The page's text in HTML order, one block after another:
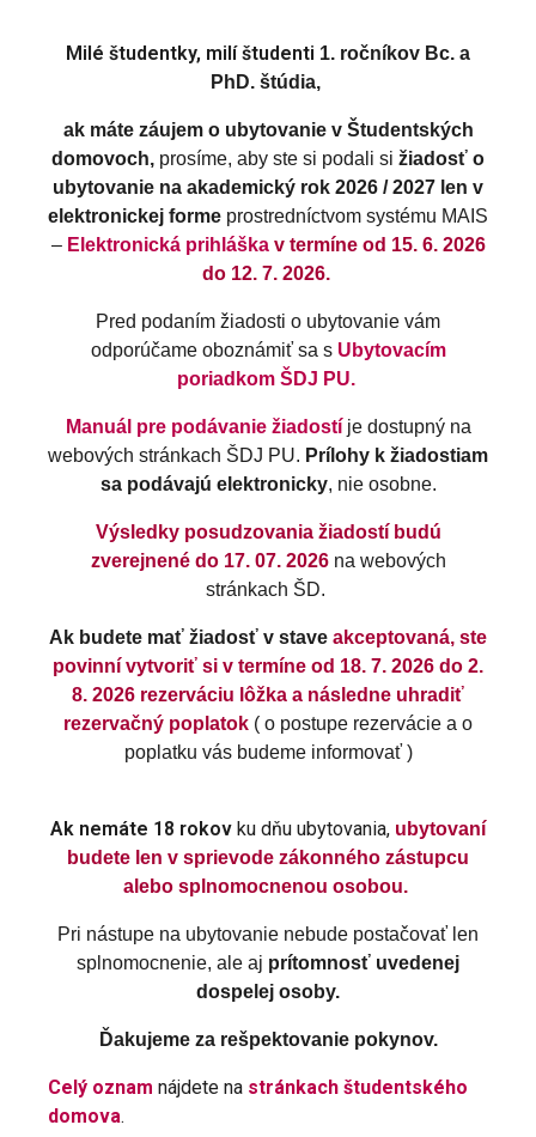
Milé študentky, milí študenti 1. ročníkov Bc. a
PhD. štúdia,
ak máte záujem o ubytovanie v Študentských
domovoch, prosíme, aby ste si podali si žiadosť o
ubytovanie na akademický rok 2026 / 2027 len v
elektronickej forme prostredníctvom systému MAIS
– Elektronická prihláška v termíne od 15. 6. 2026
do 12. 7. 2026.
Pred podaním žiadosti o ubytovanie vám
odporúčame oboznámiť sa s Ubytovacím
poriadkom ŠDJ PU.
Manuál pre podávanie žiadostíje dostupný na
webových stránkach ŠDJ PU. Prílohy k žiadostiam
sa podávajú elektronicky, nie osobne.
Výsledky posudzovania žiadostí budú
zverejnené do 17. 07. 2026na webových
stránkach ŠD.
Ak budete mať žiadosť v stave akceptovaná, ste
povinní vytvoriť si v termíne od 18. 7. 2026 do 2.
8. 2026 rezerváciu lôžka a následne uhradiť
rezervačný poplatok ( o postupe rezervácie a o
poplatku vás budeme informovať )
Ak nemáte 18 rokov ku dňu ubytovania, ubytovaní
budete len v sprievode zákonného zástupcu
alebo splnomocnenou osobou.
Pri nástupe na ubytovanie nebude postačovať len
splnomocnenie, ale aj prítomnosť uvedenej
dospelej osoby.
Ďakujeme za rešpektovanie pokynov.
Celý oznam nájdete na stránkach študentského
domova.